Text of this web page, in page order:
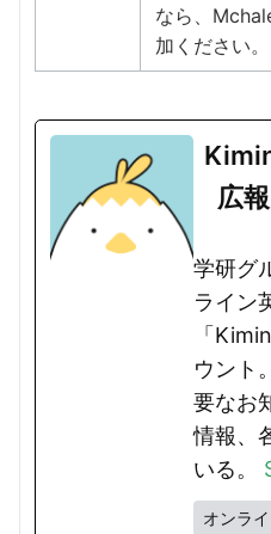
なら、
加ください。
広報
学研グ
ライン
「
ウント
要なお
情報、
いる。
オンラ